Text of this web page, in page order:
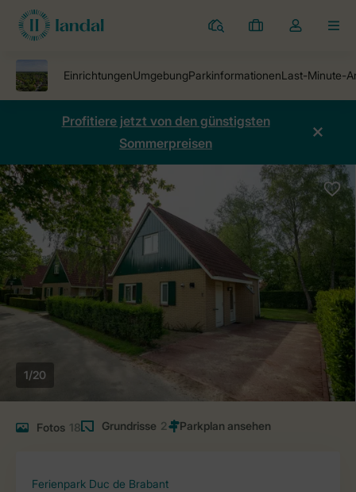
Ferienparks
Meine
Dropdown-
öffnen
Profitiere jetzt von den günstigsten
Sommerpreisen
1/20
Fotos 18 Grundrisse 2
Ferienpark Duc de Brabant